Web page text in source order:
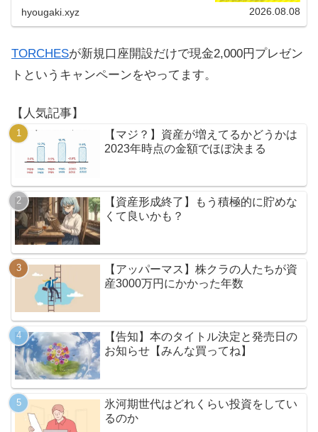
hyougaki.xyz 2026.08.08
TORCHESが新規口座開設だけで現金2,000円プレゼン
トというキャンペーンをやってます。
【人気記事】
【マジ？】資産が増えてるかどうかは
2023年時点の金額でほぼ決まる
【資産形成終了】もう積極的に貯めな
くて良いかも？
【アッパーマス】株クラの人たちが資
産3000万円にかかった年数
【告知】本のタイトル決定と発売日の
お知らせ【みんな買ってね】
氷河期世代はどれくらい投資をしてい
るのか